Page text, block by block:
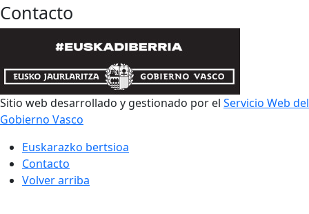
Contacto
Sitio web desarrollado y gestionado por el Servicio Web del
Gobierno Vasco
Euskarazko bertsioa
Contacto
Volver arriba